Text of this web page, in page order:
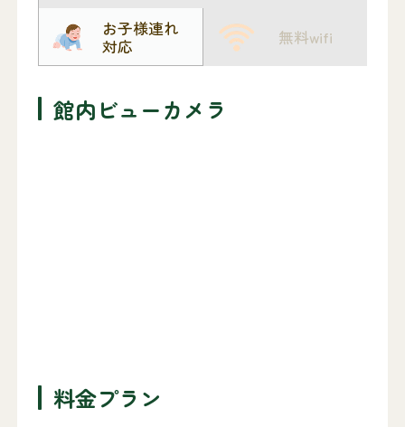
お子様連れ
対応
無料wifi
館内ビューカメラ
料金プラン